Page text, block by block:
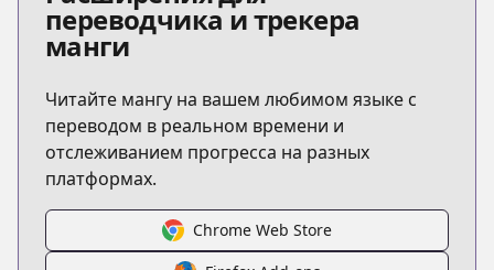
переводчика и трекера
манги
Читайте мангу на вашем любимом языке с
переводом в реальном времени и
отслеживанием прогресса на разных
платформах.
Chrome Web Store